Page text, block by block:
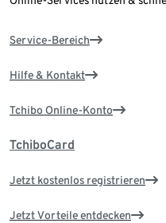
Service-Bereich
Hilfe & Kontakt
Tchibo Online-Konto
TchiboCard
Jetzt kostenlos registrieren
Jetzt Vorteile entdecken